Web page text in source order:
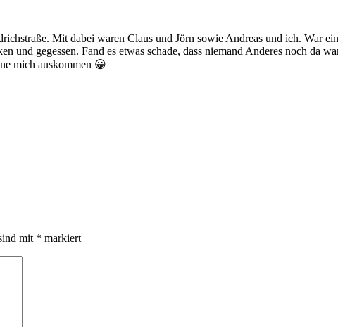
Mit dabei waren Claus und Jörn sowie Andreas und ich. War
und gegessen. Fand es etwas schade, dass niemand Anderes noch da
mich auskommen 😀
mit * markiert